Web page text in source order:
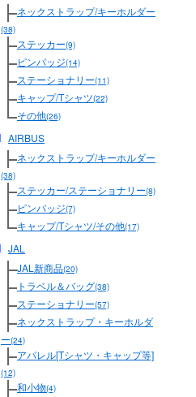
ネックストラップ/キーホルダー
(38)
ステッカー(9)
ピンバッジ(14)
ステーショナリー(11)
キャップ/Tシャツ(22)
その他(26)
AIRBUS
ネックストラップ/キーホルダー
(38)
ステッカー/ステーショナリー(8)
ピンバッジ(7)
キャップ/Tシャツ/その他(17)
JAL
JAL新商品(20)
トラベル＆バッグ(38)
ステーショナリー(57)
ネックストラップ・キーホルダ
ー(24)
アパレル[Tシャツ・キャップ等]
(12)
和小物(4)